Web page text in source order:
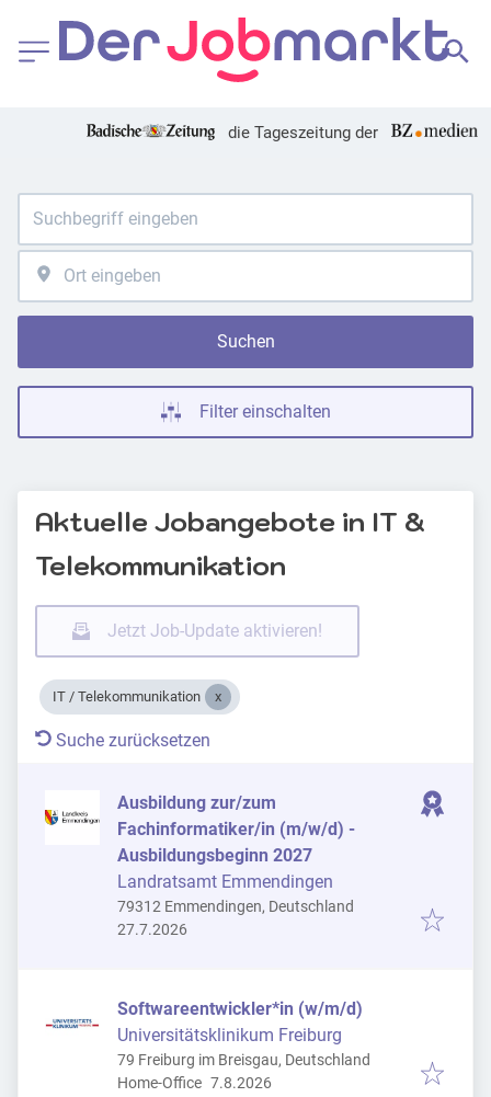
die Tageszeitung der
Suchen
Filter einschalten
Aktuelle Jobangebote in IT &
Telekommunikation
Jetzt Job-Update aktivieren!
IT / Telekommunikation
Suche zurücksetzen
Ausbildung zur/zum
Fachinformatiker/in (m/w/d) -
Ausbildungsbeginn 2027
Landratsamt Emmendingen
79312 Emmendingen, Deutschland
Veröffentlicht
27.7.2026
Softwareentwickler*in (w/m/d)
Universitätsklinikum Freiburg
79 Freiburg im Breisgau, Deutschland
Home-Office Veröffentlicht
7.8.2026